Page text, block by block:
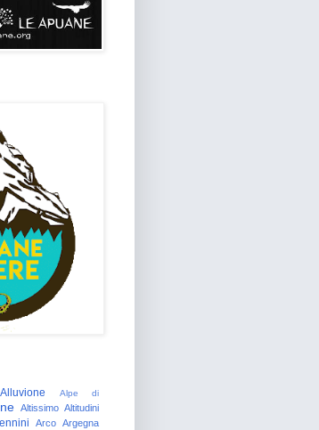
Alluvione
Alpe di
Altissimo Altitudini
Arco Argegna